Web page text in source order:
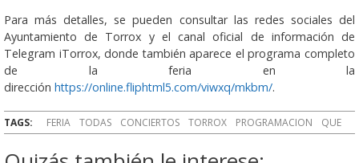
Para más detalles, se pueden consultar las redes sociales del
Ayuntamiento de Torrox y el canal oficial de información de
Telegram iTorrox, donde también aparece el programa completo
de la feria en la
dirección https://online.fliphtml5.com/viwxq/mkbm/.
TAGS: FERIA TODAS CONCIERTOS TORROX PROGRAMACION QUE